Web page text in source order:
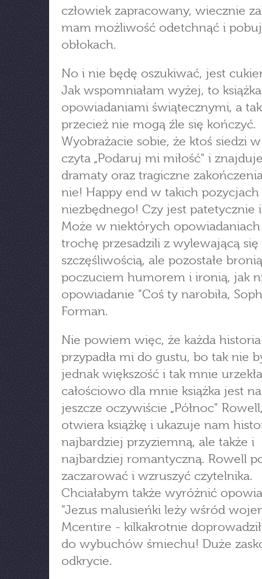
człowiek zapracowany, wiecznie
mam możliwość odetchnąć i
obłokach.
No i nie będę oszukiwać, jest
Jak wspomniałam wyżej, to
opowiadaniami świątecznymi, a
przecież nie mogą źle się kończyć.
Wyobrażacie sobie, że ktoś siedzi
czyta „Podaruj mi miłość" i
dramaty oraz tragiczne
nie! Happy end w takich
niezbędnego! Czy jest patetycznie i
Może w niektórych
trochę przesadzili z wylewającą
szczęśliwością, ale pozostałe
poczuciem humorem i ironią, jak
opowiadanie "Coś ty narobiła,
Forman.
Nie powiem więc, że każda historia
przypadła mi do gustu, bo tak nie
jednak większość i tak mnie
całościowo dla mnie książka jest
jeszcze oczywiście „Północ"
otwiera książkę i ukazuje nam
najbardziej przyziemną, ale także i
najbardziej romantyczną. Rowell
zaczarować i wzruszyć czytelnika.
Chciałabym także wyróżnić
"Jezus malusieńki leży wśród
Mcentire - kilkakrotnie
do wybuchów śmiechu! Duże
odkrycie.